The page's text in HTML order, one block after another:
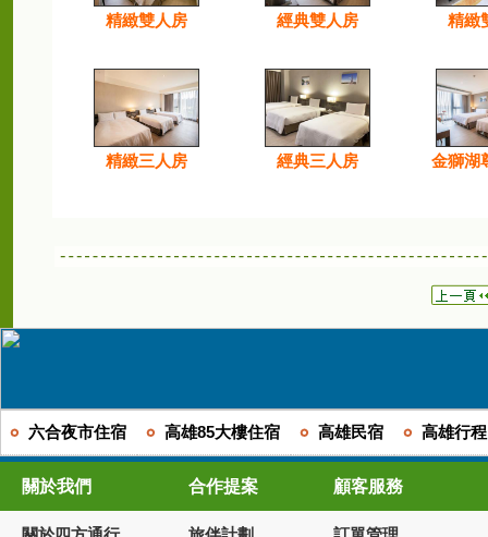
精緻雙人房 經典雙人房 精緻
精緻三人房 經典三人房 金獅湖
六合夜市住宿 高雄85大樓住宿 高雄民宿 高雄行程